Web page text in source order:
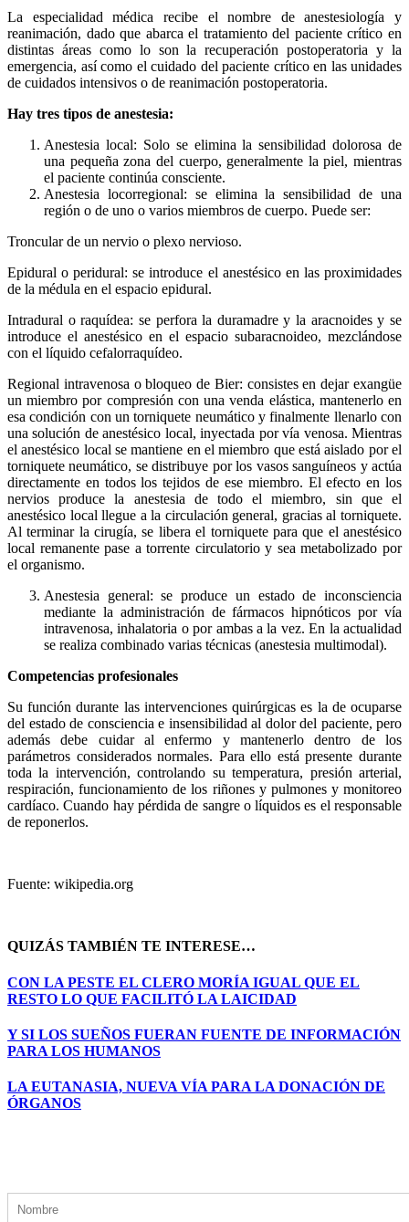
La especialidad médica recibe el nombre de anestesiología y
reanimación, dado que abarca el tratamiento del paciente crítico en
distintas áreas como lo son la recuperación postoperatoria y la
emergencia, así como el cuidado del paciente crítico en las unidades
de cuidados intensivos o de reanimación postoperatoria.
Hay tres tipos de anestesia:
Anestesia local: Solo se elimina la sensibilidad dolorosa de
una pequeña zona del cuerpo, generalmente la piel, mientras
el paciente continúa consciente.
Anestesia locorregional: se elimina la sensibilidad de una
región o de uno o varios miembros de cuerpo. Puede ser:
Troncular de un nervio o plexo nervioso.
Epidural o peridural: se introduce el anestésico en las proximidades
de la médula en el espacio epidural.
Intradural o raquídea: se perfora la duramadre y la aracnoides y se
introduce el anestésico en el espacio subaracnoideo, mezclándose
con el líquido cefalorraquídeo.
Regional intravenosa o bloqueo de Bier: consistes en dejar exangüe
un miembro por compresión con una venda elástica, mantenerlo en
esa condición con un torniquete neumático y finalmente llenarlo con
una solución de anestésico local, inyectada por vía venosa. Mientras
el anestésico local se mantiene en el miembro que está aislado por el
torniquete neumático, se distribuye por los vasos sanguíneos y actúa
directamente en todos los tejidos de ese miembro. El efecto en los
nervios produce la anestesia de todo el miembro, sin que el
anestésico local llegue a la circulación general, gracias al torniquete.
Al terminar la cirugía, se libera el torniquete para que el anestésico
local remanente pase a torrente circulatorio y sea metabolizado por
el organismo.
Anestesia general: se produce un estado de inconsciencia
mediante la administración de fármacos hipnóticos por vía
intravenosa, inhalatoria o por ambas a la vez. En la actualidad
se realiza combinado varias técnicas (anestesia multimodal).
Competencias profesionales
Su función durante las intervenciones quirúrgicas es la de ocuparse
del estado de consciencia e insensibilidad al dolor del paciente, pero
además debe cuidar al enfermo y mantenerlo dentro de los
parámetros considerados normales. Para ello está presente durante
toda la intervención, controlando su temperatura, presión arterial,
respiración, funcionamiento de los riñones y pulmones y monitoreo
cardíaco. Cuando hay pérdida de sangre o líquidos es el responsable
de reponerlos.
Fuente: wikipedia.org
QUIZÁS TAMBIÉN TE INTERESE…
CON LA PESTE EL CLERO MORÍA IGUAL QUE EL
RESTO LO QUE FACILITÓ LA LAICIDAD
Y SI LOS SUEÑOS FUERAN FUENTE DE INFORMACIÓN
PARA LOS HUMANOS
LA EUTANASIA, NUEVA VÍA PARA LA DONACIÓN DE
ÓRGANOS